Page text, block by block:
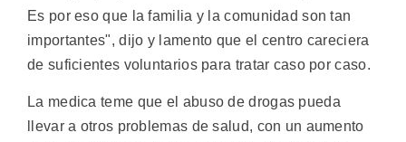
Es por eso que la familia y la comunidad son tan
importantes", dijo y lamento que el centro careciera
de suficientes voluntarios para tratar caso por caso.
La medica teme que el abuso de drogas pueda
llevar a otros problemas de salud, con un aumento